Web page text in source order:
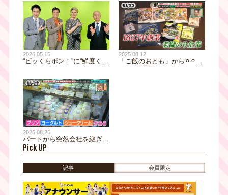
2026.05.15
“ビッくらポン！”に“鮮度く
り出す発明の数々に迫る！さ
らに、大阪地面師事件につい
て徹底解説。大吉洋平が“詐
欺師”役に初挑戦！
2025.08.12
「ご飯のおとも」から⚪︎⚪︎に
2025.08.26
パートから突然会社を継ぎ、
売上1億円。さらに1000万の
借金も返済！宝塚の「たから
づか牛乳」を成功に導いた奇
跡の出会いとは！？
Pick UP
記事 会員限定